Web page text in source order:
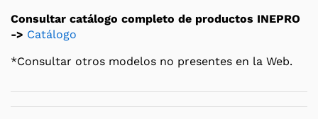
Consultar catálogo completo de productos INEPRO
-> Catálogo
*Consultar otros modelos no presentes en la Web.